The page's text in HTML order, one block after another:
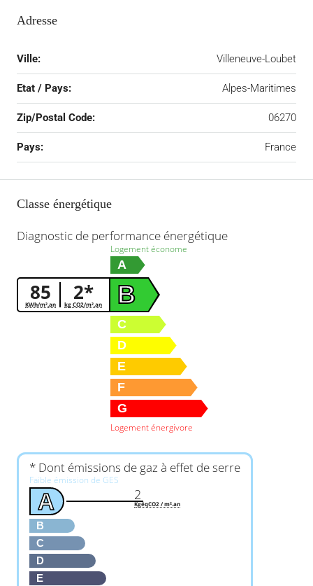
Adresse
Ville: Villeneuve-Loubet
Etat / Pays: Alpes-Maritimes
Zip/Postal Code: 06270
Pays: France
Classe énergétique
Diagnostic de performance énergétique
85
KWh/m².an 2*
kg CO2/m².an
Logement économe
A
B
C
D
E
F
G
Logement énergivore
* Dont émissions de gaz à effet de serre
Faible émission de GES
A
B
C
D
E
2
KgéqCO2 / m².an